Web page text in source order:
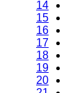
14
15
16
17
18
19
20